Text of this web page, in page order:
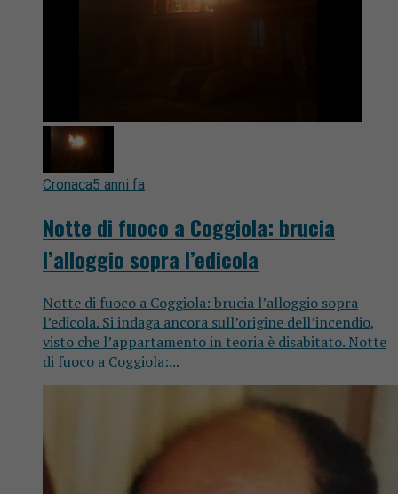
Cronaca5 anni fa
Notte di fuoco a Coggiola: brucia
l’alloggio sopra l’edicola
Notte di fuoco a Coggiola: brucia l’alloggio sopra
l’edicola. Si indaga ancora sull’origine dell’incendio,
visto che l’appartamento in teoria è disabitato. Notte
di fuoco a Coggiola:...